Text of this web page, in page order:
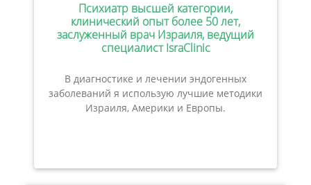
Психиатр высшей категории,
клинический опыт более 50 лет,
заслуженный врач Израиля, ведущий
специалист IsraClinic
В диагностике и лечении эндогенных
заболеваний я использую лучшие методики
Израиля, Америки и Европы.